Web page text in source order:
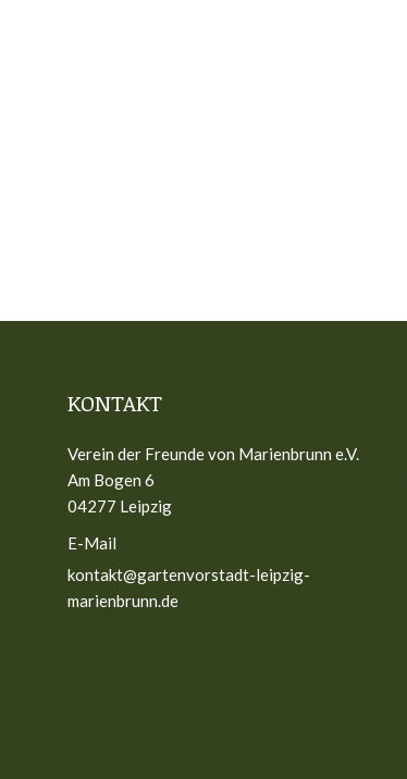
KONTAKT
Verein der Freunde von Marienbrunn e.V.
Am Bogen 6
04277 Leipzig
E-Mail
kontakt@gartenvorstadt-leipzig-
marienbrunn.de